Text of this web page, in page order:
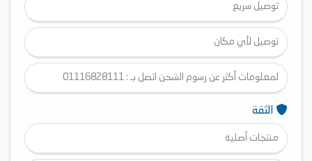
توصيل سريع
توصيل لأي مكان
لمعلومات أكثر عن رسوم الشحن اتصل بـ : 01116828111
الثقة
منتجات أصلية